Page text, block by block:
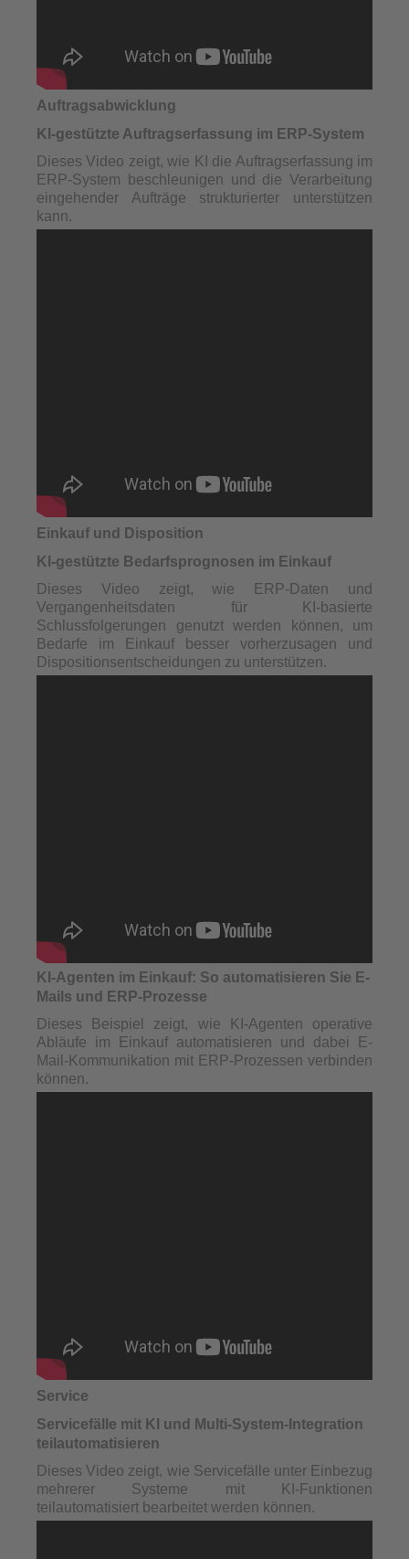
Auftragsabwicklung
KI-gestützte Auftragserfassung im ERP-System
Dieses Video zeigt, wie KI die Auftragserfassung im
ERP-System beschleunigen und die Verarbeitung
eingehender Aufträge strukturierter unterstützen
kann.
Einkauf und Disposition
KI-gestützte Bedarfsprognosen im Einkauf
Dieses Video zeigt, wie ERP-Daten und
Vergangenheitsdaten für KI-basierte
Schlussfolgerungen genutzt werden können, um
Bedarfe im Einkauf besser vorherzusagen und
Dispositionsentscheidungen zu unterstützen.
KI-Agenten im Einkauf: So automatisieren Sie E-
Mails und ERP-Prozesse
Dieses Beispiel zeigt, wie KI-Agenten operative
Abläufe im Einkauf automatisieren und dabei E-
Mail-Kommunikation mit ERP-Prozessen verbinden
können.
Service
Servicefälle mit KI und Multi-System-Integration
teilautomatisieren
Dieses Video zeigt, wie Servicefälle unter Einbezug
mehrerer Systeme mit KI-Funktionen
teilautomatisiert bearbeitet werden können.